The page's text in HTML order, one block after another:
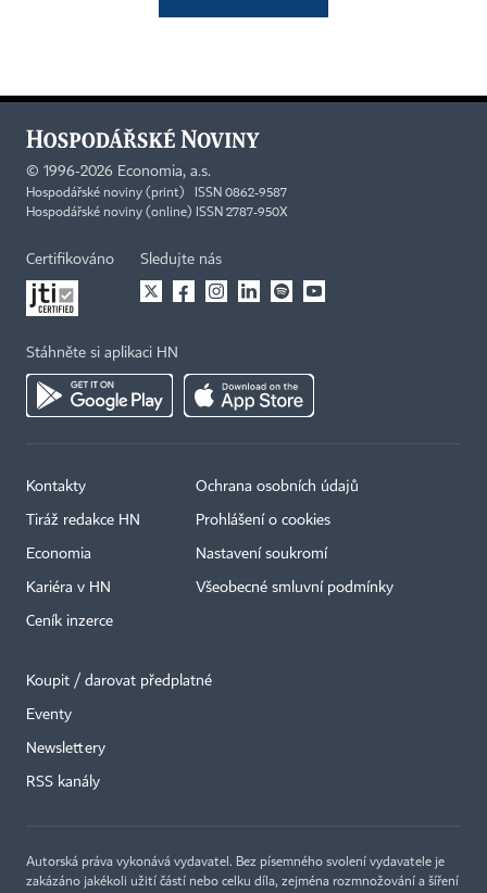
© 1996-2026 Economia, a.s.
Hospodářské noviny (print) ISSN 0862-9587
Hospodářské noviny (online) ISSN 2787-950X
Certifikováno Sledujte nás
Stáhněte si aplikaci HN
Kontakty
Tiráž redakce HN
Economia
Kariéra v HN
Ceník inzerce
Ochrana osobních údajů
Prohlášení o cookies
Nastavení soukromí
Všeobecné smluvní podmínky
Koupit / darovat předplatné
Eventy
Newslettery
RSS kanály
Autorská práva vykonává vydavatel. Bez písemného svolení vydavatele je
zakázáno jakékoli užití částí nebo celku díla, zejména rozmnožování a šíření